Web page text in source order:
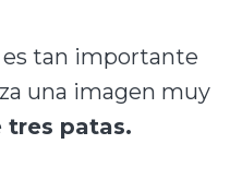
tan importante
una imagen muy
tres patas.